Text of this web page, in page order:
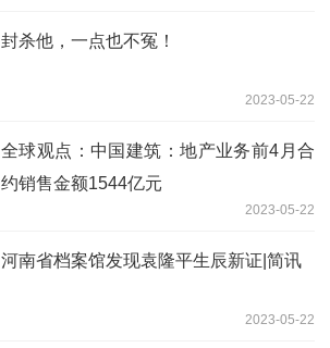
封杀他，一点也不冤！
2023-05-22
全球观点：中国建筑：地产业务前4月合
约销售金额1544亿元
2023-05-22
河南省档案馆发现袁隆平生辰新证|简讯
2023-05-22